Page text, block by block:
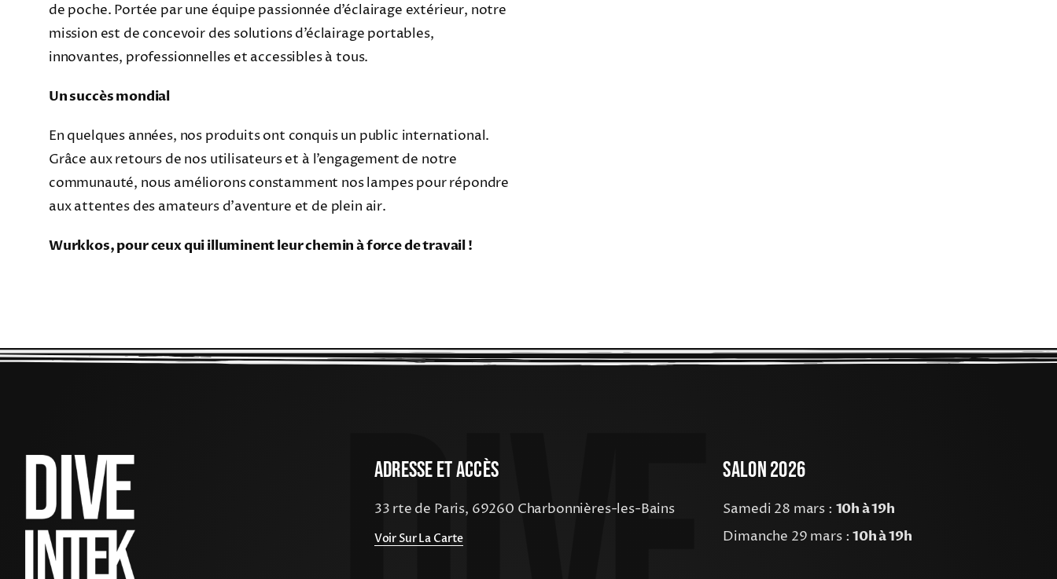
de poche. Portée par une équipe passionnée d’éclairage extérieur, notre
mission est de concevoir des solutions d’éclairage portables,
innovantes, professionnelles et accessibles à tous.
Un succès mondial
En quelques années, nos produits ont conquis un public international.
Grâce aux retours de nos utilisateurs et à l’engagement de notre
communauté, nous améliorons constamment nos lampes pour répondre
aux attentes des amateurs d’aventure et de plein air.
Wurkkos, pour ceux qui illuminent leur chemin à force de travail !
Adresse Et Accès
33 rte de Paris, 69260 Charbonnières-les-Bains
Voir Sur La Carte
Salon 2026
Samedi 28 mars : 10h à 19h
Dimanche 29 mars :10h à 19h